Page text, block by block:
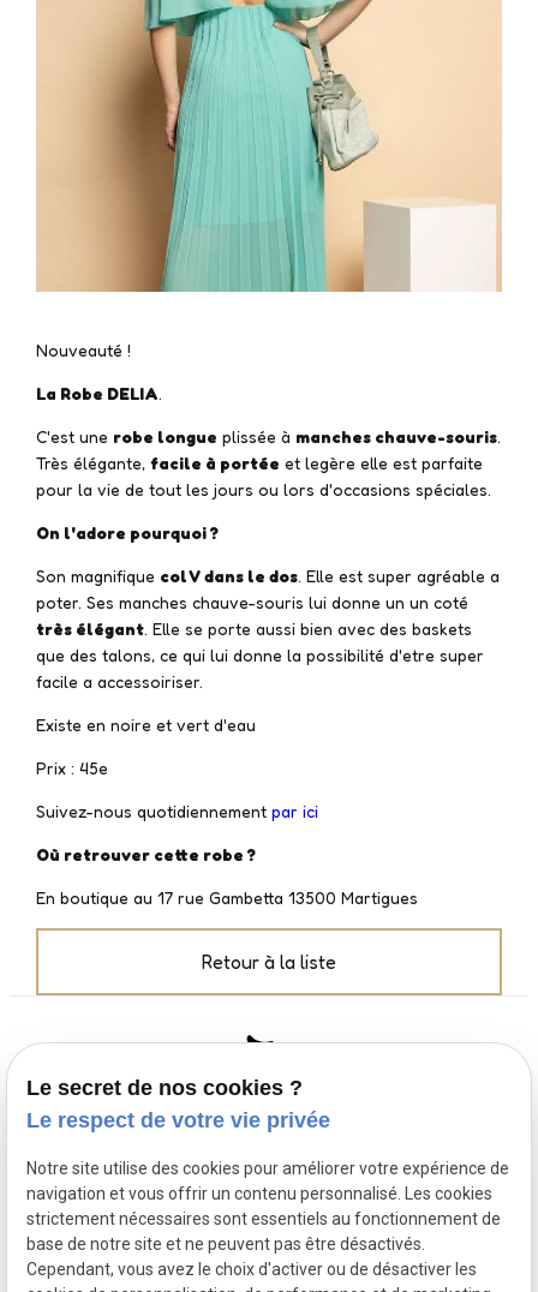
Nouveauté !
La Robe DELIA.
C'est une robe longue plissée à manches chauve-souris.
Très élégante, facile à portée et legère elle est parfaite
pour la vie de tout les jours ou lors d'occasions spéciales.
On l'adore pourquoi ?
Son magnifique col V dans le dos. Elle est super agréable a
poter. Ses manches chauve-souris lui donne un un coté
très élégant. Elle se porte aussi bien avec des baskets
que des talons, ce qui lui donne la possibilité d'etre super
facile a accessoiriser.
Existe en noire et vert d'eau
Prix : 45e
Suivez-nous quotidiennement par ici
Où retrouver cette robe ?
En boutique au 17 rue Gambetta 13500 Martigues
Retour à la liste
Greedy's
Création
17 Rue Gambetta 13500 MARTIGUES
04 84 89 15 84
Le secret de nos cookies ?
Le respect de votre vie privée
Notre site utilise des cookies pour améliorer votre expérience de
navigation et vous offrir un contenu personnalisé. Les cookies
strictement nécessaires sont essentiels au fonctionnement de
base de notre site et ne peuvent pas être désactivés.
Cependant, vous avez le choix d'activer ou de désactiver les